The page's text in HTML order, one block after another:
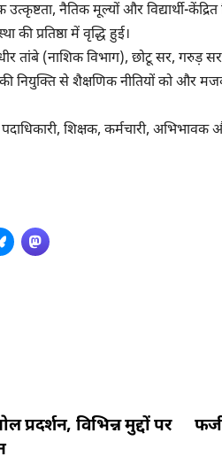
नैतिक मूल्यों और विद्यार्थी-केंद्रित
प्रतिष्ठा में वृद्धि हुई।
तांबे (नाशिक विभाग), छोटू सर, गरुड़
नियुक्ति से शैक्षणिक नीतियों को और
शिक्षक, कर्मचारी, अभिभावक
प्रदर्शन, विभिन्न मुद्दों पर